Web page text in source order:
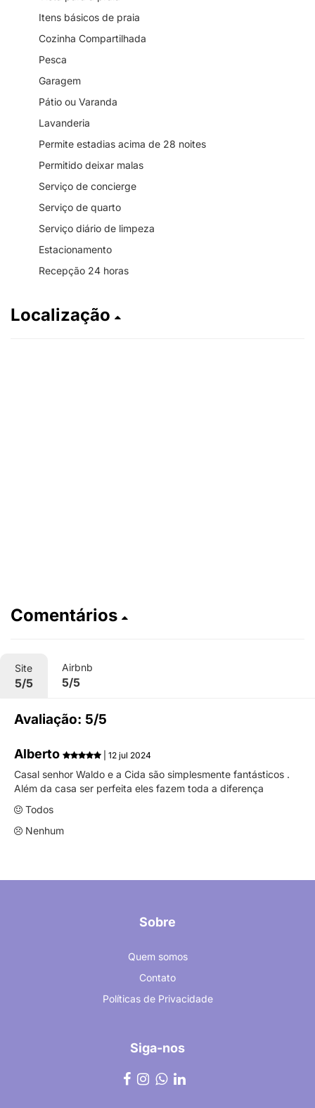
Itens básicos de praia
Cozinha Compartilhada
Pesca
Garagem
Pátio ou Varanda
Lavanderia
Permite estadias acima de 28 noites
Permitido deixar malas
Serviço de concierge
Serviço de quarto
Serviço diário de limpeza
Estacionamento
Recepção 24 horas
Localização
Comentários
Site
5/5
Airbnb
5/5
Avaliação: 5/5
Alberto | 12 jul 2024
Casal senhor Waldo e a Cida são simplesmente fantásticos .
Além da casa ser perfeita eles fazem toda a diferença
Todos
Nenhum
Sobre
Quem somos
Contato
Políticas de Privacidade
Siga-nos